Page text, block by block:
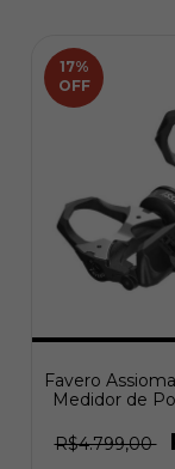
17%
OFF
Favero
Medidor de
R$4.799,00